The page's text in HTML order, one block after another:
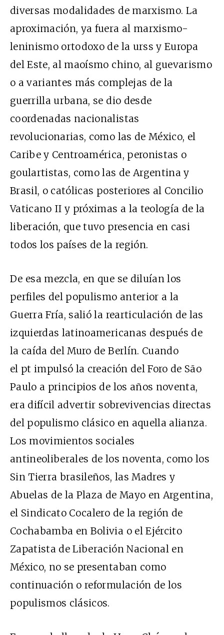
diversas modalidades de marxismo. La
aproximación, ya fuera al marxismo-
leninismo ortodoxo de la urss y Europa
del Este, al maoísmo chino, al guevarismo
o a variantes más complejas de la
guerrilla urbana, se dio desde
coordenadas nacionalistas
revolucionarias, como las de México, el
Caribe y Centroamérica, peronistas o
goulartistas, como las de Argentina y
Brasil, o católicas posteriores al Concilio
Vaticano II y próximas a la teología de la
liberación, que tuvo presencia en casi
todos los países de la región.
De esa mezcla, en que se diluían los
perfiles del populismo anterior a la
Guerra Fría, salió la rearticulación de las
izquierdas latinoamericanas después de
la caída del Muro de Berlín. Cuando
el pt impulsó la creación del Foro de São
Paulo a principios de los años noventa,
era difícil advertir sobrevivencias directas
del populismo clásico en aquella alianza.
Los movimientos sociales
antineoliberales de los noventa, como los
Sin Tierra brasileños, las Madres y
Abuelas de la Plaza de Mayo en Argentina,
el Sindicato Cocalero de la región de
Cochabamba en Bolivia o el Ejército
Zapatista de Liberación Nacional en
México, no se presentaban como
continuación o reformulación de los
populismos clásicos.